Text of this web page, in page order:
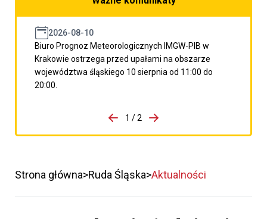
2026-08-10
Biuro Prognoz Meteorologicznych IMGW-PIB w
Krakowie ostrzega przed upałami na obszarze
województwa śląskiego 10 sierpnia od 11:00 do
20:00.
porzpedniego komunikatu
1 / 2
Przejdź do następnego
Strona główna Ruda Śląska Aktualności